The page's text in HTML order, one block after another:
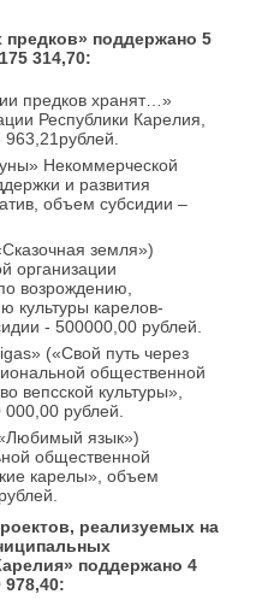
поддержано 5
314,70:
предков хранят…»
Республики Карелия,
Некоммерческой
и развития
объем субсидии –
земля»)
организации
возрождению,
культуры карелов-
- 500000,00 рублей.
(«Свой путь через
общественной
вепсской культуры»,
рублей.
язык»)
общественной
карелы», объем
реализуемых на
поддержано 4